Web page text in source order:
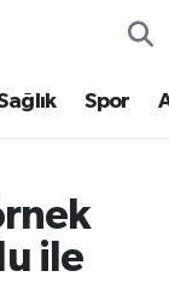
Spor
ile